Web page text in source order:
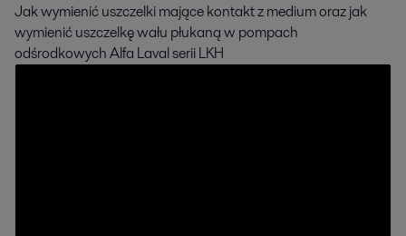
Jak wymienić uszczelki mające kontakt z medium oraz jak
wymienić uszczelkę wału płukaną w pompach
odśrodkowych Alfa Laval serii LKH